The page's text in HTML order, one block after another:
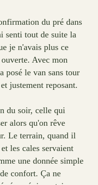
du pré dans
senti tout de suite la
je n'avais plus ce
Avec mon
posé le van sans tour
justement reposant.
du soir, celle qui
alors qu'on rêve
Le terrain, quand il
les cales servaient
une donnée simple
confort. Ça ne